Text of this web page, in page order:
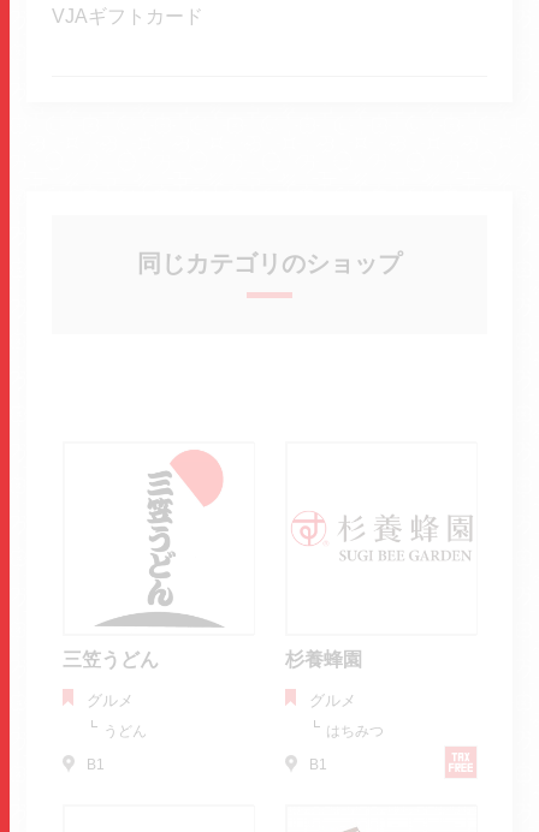
VJAギフトカード
同じカテゴリのショップ
三笠うどん
グルメ
うどん
B1
杉養蜂園
グルメ
はちみつ
B1